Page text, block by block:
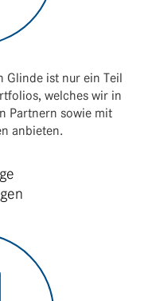
Glinde ist nur ein Teil
welches wir in
Part­nern sowie mit
anbieten.